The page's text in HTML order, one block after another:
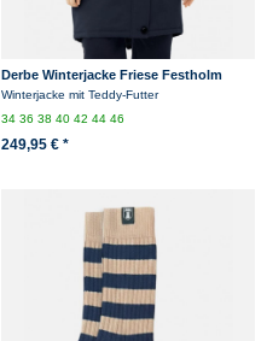
Derbe Winterjacke Friese Festholm
Damen Dunkelblau Beige
Winterjacke mit Teddy-Futter
34363840424446
249,95 € *